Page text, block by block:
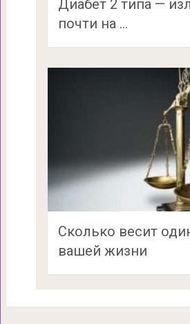
Диабет 2 типа —
почти на …
Сколько весит
вашей жизни